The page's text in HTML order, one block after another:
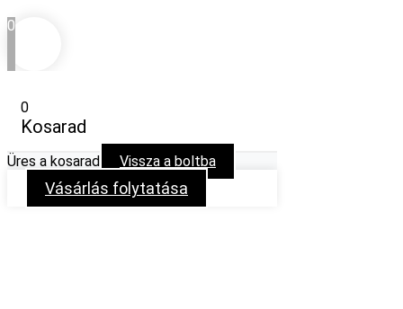
0
0
Kosarad
Üres a kosarad Vissza a boltba
Vásárlás folytatása